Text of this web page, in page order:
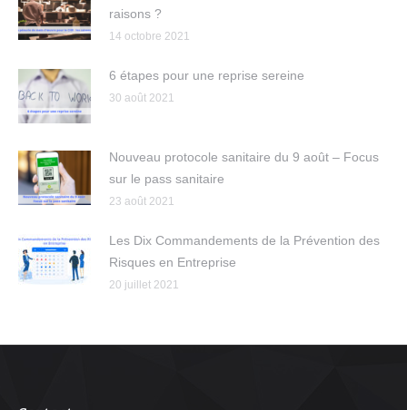
raisons ?
14 octobre 2021
6 étapes pour une reprise sereine
30 août 2021
Nouveau protocole sanitaire du 9 août – Focus
sur le pass sanitaire
23 août 2021
Les Dix Commandements de la Prévention des
Risques en Entreprise
20 juillet 2021